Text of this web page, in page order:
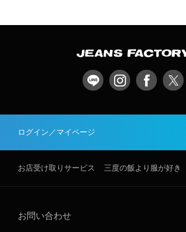
ログイン／マイページ
お店受け取りサービス 三度の飯より服が好き
お問い合わせ